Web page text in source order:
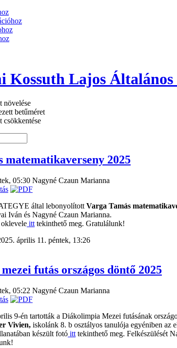
Kossuth Lajos
matematikaverseny 2025
05:30 Nagyné Czaun Marianna
által lebonyolított Varga Tamás
Iván és Nagyné Czaun Marianna.
itttekinthető meg. Gratulálunk!
április 11. péntek, 13:26
futás országos döntő 2025
05:22 Nagyné Czaun Marianna
9-én tartották a Diákolimpia Mezei futásának
Vivien,iskolánk 8. b osztályos tanulója egyéniben az
készült fotóitttekinthető meg. Felkészülését